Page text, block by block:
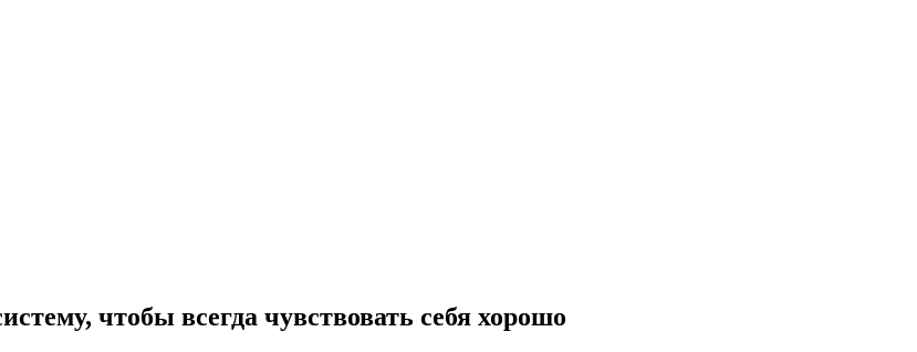
чтобы всегда чувствовать себя хорошо